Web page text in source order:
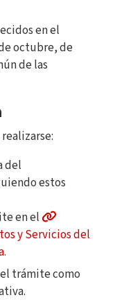
en el
octubre, de
de las
del
estos
en el
y Servicios del
trámite como